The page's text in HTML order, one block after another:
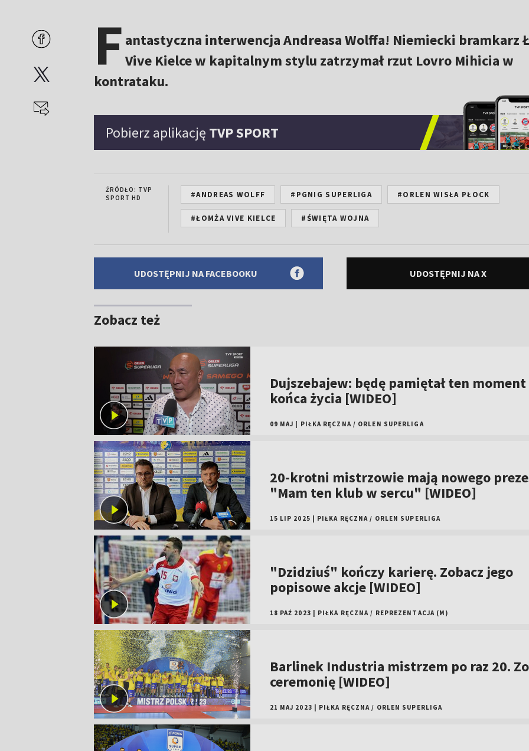
F antastyczna interwencja Andreasa Wolffa! Niemiecki bramkarz
Vive Kielce w kapitalnym stylu zatrzymał rzut Lovro Mihicia w
kontrataku.
Pobierz aplikację TVP SPORT
ŹRÓDŁO: TVP
SPORT HD
#ANDREAS WOLFF #PGNIG SUPERLIGA #ORLEN WISŁA PŁOCK
#ŁOMŻA VIVE KIELCE #ŚWIĘTA WOJNA
UDOSTĘPNIJ NA FACEBOOKU UDOSTĘPNIJ NA X
Zobacz też
Dujszebajew: będę pamiętał ten
końca życia [WIDEO]
09 MAJ PIŁKA RĘCZNA / ORLEN SUPERLIGA
20-krotni mistrzowie mają nowego
"Mam ten klub w sercu" [WIDEO]
15 LIP 2025 PIŁKA RĘCZNA / ORLEN SUPERLIGA
"Dzidziuś" kończy karierę. Zobacz jego
popisowe akcje [WIDEO]
18 PAŹ 2023 PIŁKA RĘCZNA / REPREZENTACJA (M)
Barlinek Industria mistrzem po raz 20.
ceremonię [WIDEO]
21 MAJ 2023 PIŁKA RĘCZNA / ORLEN SUPERLIGA